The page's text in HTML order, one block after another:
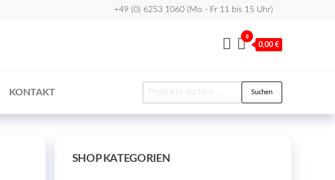
+49 (0) 6253 1060 (Mo - Fr 11 bis 15 Uhr)
0
0,00 €
KONTAKT
Suchen
nach:
Suchen
SHOP KATEGORIEN